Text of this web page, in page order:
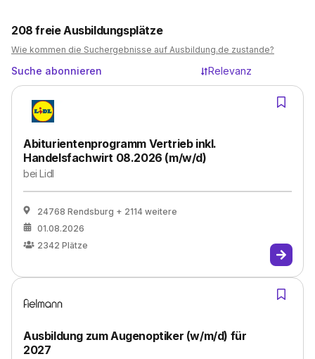
208 freie Ausbildungsplätze
Wie kommen die Suchergebnisse auf Ausbildung.de zustande?
Suche abonnieren Relevanz
Abiturientenprogramm Vertrieb inkl.
Handelsfachwirt 08.2026 (m/w/d)
beiLidl
24768 Rendsburg + 2114 weitere
01.08.2026
2342 Plätze
Ausbildung zum Augenoptiker (w/m/d) für
2027